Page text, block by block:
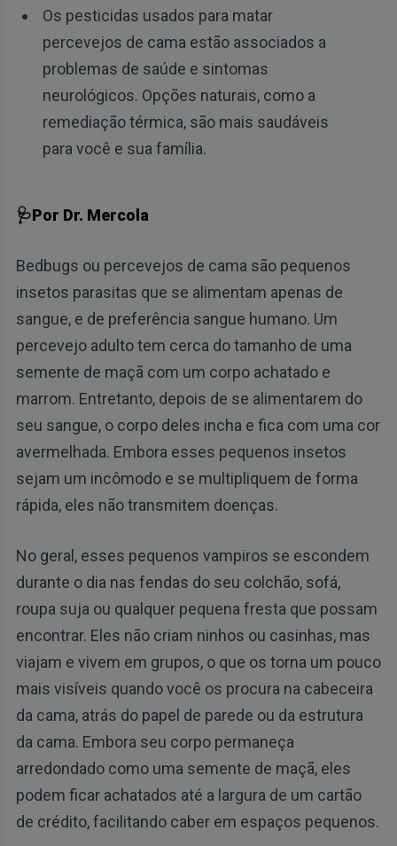
Os pesticidas usados para matar
percevejos de cama estão associados a
problemas de saúde e sintomas
neurológicos. Opções naturais, como a
remediação térmica, são mais saudáveis
para você e sua família.
🩺Por Dr. Mercola
Bedbugs ou percevejos de cama são pequenos
insetos parasitas que se alimentam apenas de
sangue, e de preferência sangue humano. Um
percevejo adulto tem cerca do tamanho de uma
semente de maçã com um corpo achatado e
marrom. Entretanto, depois de se alimentarem do
seu sangue, o corpo deles incha e fica com uma cor
avermelhada. Embora esses pequenos insetos
sejam um incômodo e se multipliquem de forma
rápida, eles não transmitem doenças.
No geral, esses pequenos vampiros se escondem
durante o dia nas fendas do seu colchão, sofá,
roupa suja ou qualquer pequena fresta que possam
encontrar. Eles não criam ninhos ou casinhas, mas
viajam e vivem em grupos, o que os torna um pouco
mais visíveis quando você os procura na cabeceira
da cama, atrás do papel de parede ou da estrutura
da cama. Embora seu corpo permaneça
arredondado como uma semente de maçã, eles
podem ficar achatados até a largura de um cartão
de crédito, facilitando caber em espaços pequenos.